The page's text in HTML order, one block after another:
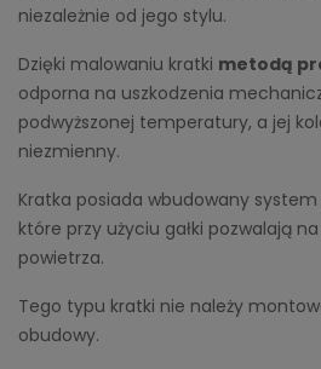
niezależnie od jego stylu.
Dzięki malowaniu kratki metodą
odporna na uszkodzenia
podwyższonej temperatury, a jej
niezmienny.
Kratka posiada wbudowany
które przy użyciu gałki pozwalają
powietrza.
Tego typu kratki nie należy
obudowy.